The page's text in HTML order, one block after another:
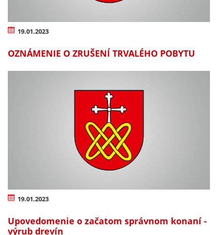
19.01.2023
OZNÁMENIE O ZRUŠENÍ TRVALÉHO POBYTU
19.01.2023
Upovedomenie o začatom správnom konaní -
výrub drevín